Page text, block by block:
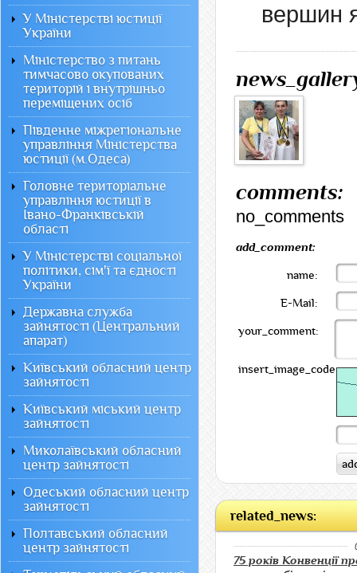
вершин
comments:
no_comments
add_comment:
name:
E-Mail:
your_comment:
insert_image_code:
related_news:
75 років Конвенції
У Міністерстві юстиції
України
Міністерство з питань
тимчасово окупованих
територій і внутрішньо
переміщених осіб
Південне міжрегіональне
управління Міністерства
юстиції (м.Одеса)
Головне територіальне
управління юстиції в
Івано-Франківській
області
У Міністерстві соціальної
політики, сім'ї та єдності
України
Державна служба
зайнятості (Центральний
апарат)
Київський обласний центр
зайнятості
Київський міський центр
зайнятості
Миколаївський обласний
центр зайнятості
Одеський обласний центр
зайнятості
Полтавський обласний
центр зайнятості